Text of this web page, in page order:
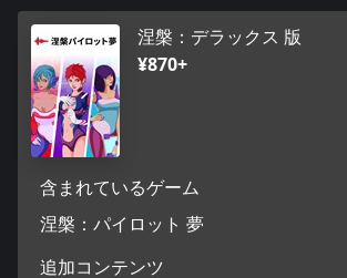
涅槃：デラックス 版
¥870+
含まれているゲーム
涅槃：パイロット 夢
追加コンテンツ